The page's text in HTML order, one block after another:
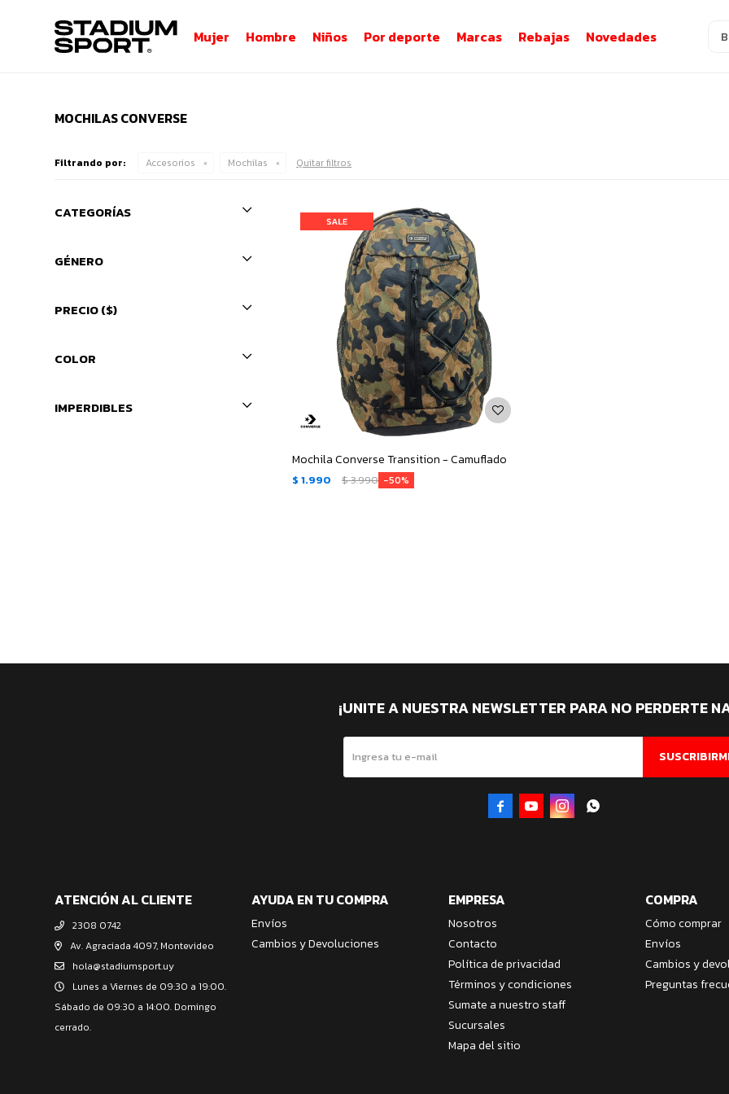
Mujer Hombre Niños Por deporte Marcas Rebajas Novedades
MOCHILAS CONVERSE
Filtrando por: Accesorios Mochilas Quitar filtros
Mochila Converse Transition - Camuflado
$ 1.990 $3.990 50
CATEGORÍAS
GÉNERO
PRECIO($)
COLOR
IMPERDIBLES
ATENCIÓN AL CLIENTE
2308 0742
Av. Agraciada 4097, Montevideo
hola@stadiumsport.uy
Lunes a Viernes de 09:30 a 19:00.
Sábado de 09:30 a 14:00. Domingo
cerrado.
AYUDA EN TU COMPRA
Envíos
Cambios y Devoluciones
EMPRESA
Nosotros
Contacto
Política de privacidad
Términos y condiciones
Sumate a nuestro staff
Sucursales
Mapa del sitio
COMPRA
Cómo comprar
Envíos
Cambios y
Preguntas
¡UNITE A NUESTRA NEWSLETTER PARA NO PERDERTE
   